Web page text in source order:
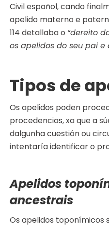
Civil español, cando
apelido materno e
114 detallaba o “dereito
os apelidos do seu pai e
Tipos de
Os apelidos poden
procedencias, xa que a
dalgunha cuestión ou
intentaría identificar o
Apelidos
ancestrais
Os apelidos toponímicos